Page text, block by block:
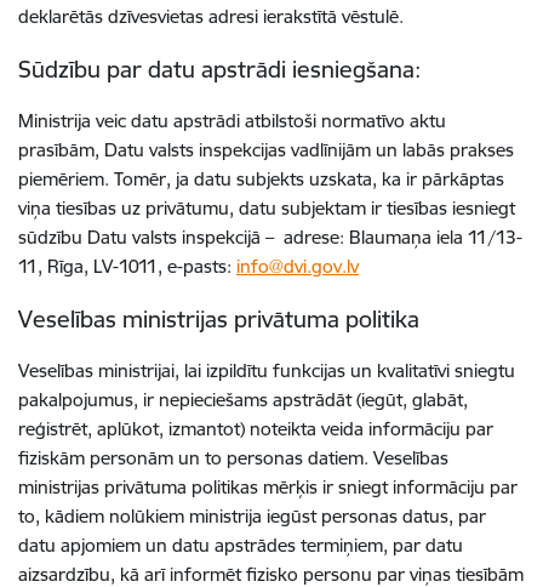
deklarētās dzīvesvietas adresi ierakstītā vēstulē.
Sūdzību par datu apstrādi iesniegšana:
Ministrija veic datu apstrādi atbilstoši normatīvo aktu
prasībām, Datu valsts inspekcijas vadlīnijām un labās prakses
piemēriem. Tomēr, ja datu subjekts uzskata, ka ir pārkāptas
viņa tiesības uz privātumu, datu subjektam ir tiesības iesniegt
sūdzību Datu valsts inspekcijā – adrese: Blaumaņa iela 11/13-
11, Rīga, LV-1011, e-pasts: info@dvi.gov.lv
Veselības ministrijas privātuma politika
Veselības ministrijai, lai izpildītu funkcijas un kvalitatīvi sniegtu
pakalpojumus, ir nepieciešams apstrādāt (iegūt, glabāt,
reģistrēt, aplūkot, izmantot) noteikta veida informāciju par
fiziskām personām un to personas datiem. Veselības
ministrijas privātuma politikas mērķis ir sniegt informāciju par
to, kādiem nolūkiem ministrija iegūst personas datus, par
datu apjomiem un datu apstrādes termiņiem, par datu
aizsardzību, kā arī informēt fizisko personu par viņas tiesībām